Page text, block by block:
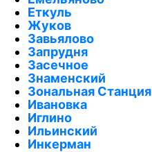
Еткуль
Жуков
Завьялово
Запрудня
Засечное
Знаменский
Зональная Станция
Ивановка
Иглино
Ильинский
Инкерман